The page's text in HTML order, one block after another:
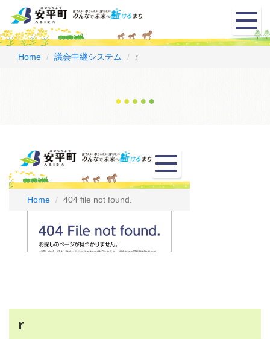
メ
ニ
ュ
Home 議会中継システム r
r